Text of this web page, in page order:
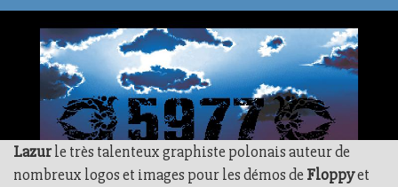
Lazurle très talenteux graphiste polonais auteur de
nombreux logos et images pour les démos de Floppyet